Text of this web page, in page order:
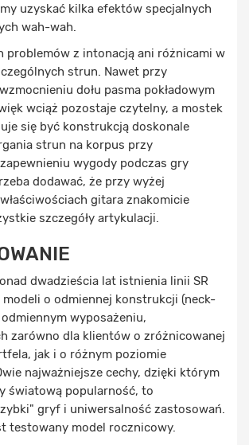
uzyskać kilka efektów specjalnych
wah-wah.
problemów z intonacją ani różnicami w
strun. Nawet przy
dołu pasma pokładowym
wciąż pozostaje czytelny, a mostek
się być konstrukcją doskonale
strun na korpus przy
wygody podczas gry
dodawać, że przy wyżej
gitara znakomicie
szczegóły artykulacji.
dwadzieścia lat istnienia linii SR
modeli o odmiennej konstrukcji (neck-
wyposażeniu,
zarówno dla klientów o zróżnicowanej
jak i o różnym poziomie
najważniejsze cechy, dzięki którym
światową popularność, to
gryf i uniwersalność zastosowań.
testowany model rocznicowy.